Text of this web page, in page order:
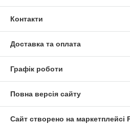
Контакти
Доставка та оплата
Графік роботи
Повна версія сайту
Сайт створено на маркетплейсі